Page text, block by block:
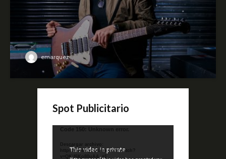
emarquez
Spot Publicitario
Reproductor
video
Code 150: Unknown error.
Descargar archivo:
https://www.youtube.com/watch?
v=QKif6Ko80uA&_=1